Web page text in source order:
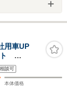
用車UP
ト
ー LED
ンド
談可
本体価格